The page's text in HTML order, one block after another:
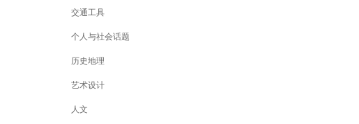
交通工具
个人与社会话题
历史地理
艺术设计
人文